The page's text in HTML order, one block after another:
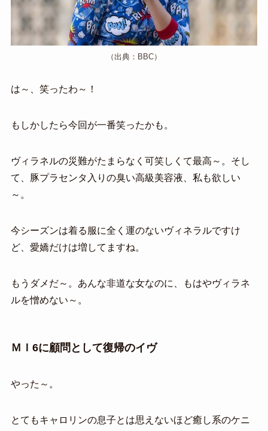
（出典：BBC）
は～、笑ったわ～！
もしかしたら今回が一番笑ったかも。
ヴィラネルの災難がたまらなく可笑しくて最高～。そし
て、豚プラセンタ入りの臭い高級美容液、私も欲しい
～。
今シーズンは着る服に全く運のないヴィネラルですけ
ど、愛嬌だけは増してますね。
もうダメだ～。あんな非道な女なのに、もはやヴィラネ
ルを憎めない～。
ＭＩ6に顧問として復帰のイヴ
やった～。
とてもキャロリンの息子とは思えないほど癒し系のケニ